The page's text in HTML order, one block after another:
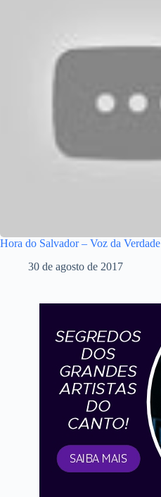
Hora do Salvador – Voz da Verdade
30 de agosto de 2017